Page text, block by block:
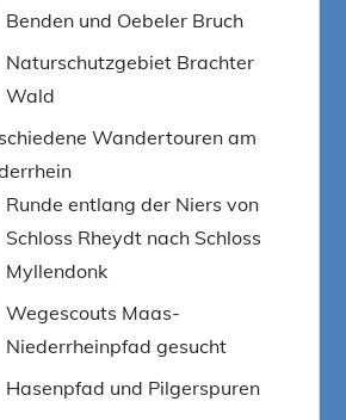
Benden und Oebeler Bruch
Naturschutzgebiet Brachter
Wald
Wandertouren am
Runde entlang der Niers von
Schloss Rheydt nach Schloss
Myllendonk
Wegescouts Maas-
Niederrheinpfad gesucht
Hasenpfad und Pilgerspuren